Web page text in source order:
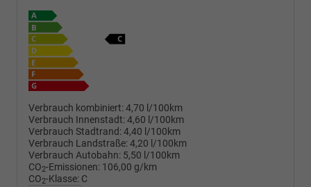
Verbrauch kombiniert:4,70 l/100km
Verbrauch Innenstadt:4,60 l/100km
Verbrauch Stadtrand:4,40 l/100km
Verbrauch Landstraße:4,20 l/100km
Verbrauch Autobahn: 5,50 l/100km
CO2-Emissionen: 106,00 g/km
CO2-Klasse: C